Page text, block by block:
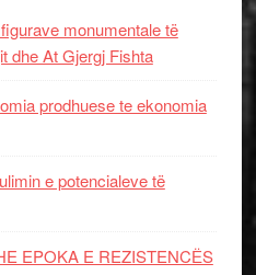
monumentale të
dhe At Gjergj Fishta
prodhuese te ekonomia
e potencialeve të
EPOKA E REZISTENCЁS